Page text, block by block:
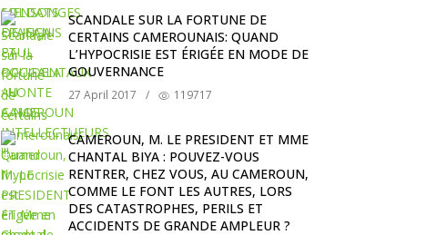
SCANDALE SUR LA FORTUNE DE
CERTAINS CAMEROUNAIS: QUAND
L’HYPOCRISIE EST ÉRIGÉE EN MODE DE
GOUVERNANCE
27 April 2017 / 119717
CAMEROUN, M. LE PRESIDENT ET MME
CHANTAL BIYA : POUVEZ-VOUS
RENTRER, CHEZ VOUS, AU CAMEROUN,
COMME LE FONT LES AUTRES, LORS
DES CATASTROPHES, PERILS ET
ACCIDENTS DE GRANDE AMPLEUR ?